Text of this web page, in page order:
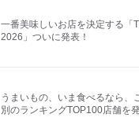
一番美味しいお店を決定する「
2026」ついに発表！
うまいもの、いま食べるなら、
別のランキングTOP100店舗を発